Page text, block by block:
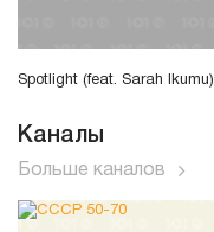
Spotlight (feat. Sarah Ikumu)
Каналы
Больше каналов